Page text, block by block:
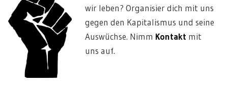
wir leben? Organisier dich mit uns
gegen den Kapitalismus und seine
Auswüchse. Nimm Kontakt mit
uns auf.